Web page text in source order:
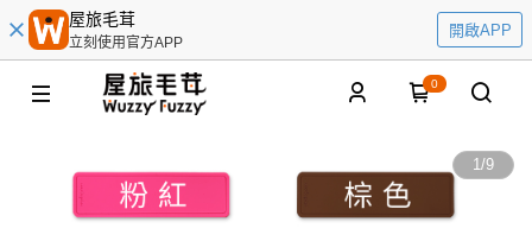
屋旅毛茸
立刻使用官方APP
開啟APP
0
1/9